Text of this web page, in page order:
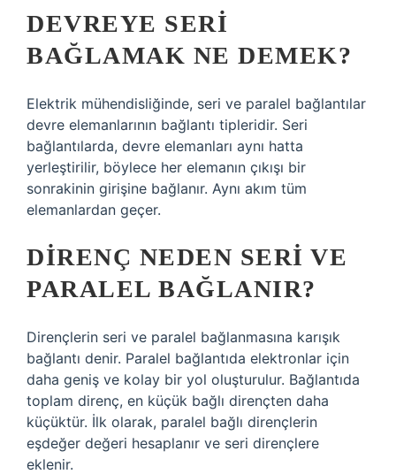
DEVREYE SERI
BAĞLAMAK NE DEMEK?
Elektrik mühendisliğinde, seri ve paralel bağlantılar
devre elemanlarının bağlantı tipleridir. Seri
bağlantılarda, devre elemanları aynı hatta
yerleştirilir, böylece her elemanın çıkışı bir
sonrakinin girişine bağlanır. Aynı akım tüm
elemanlardan geçer.
DIRENÇ NEDEN SERI VE
PARALEL BAĞLANIR?
Dirençlerin seri ve paralel bağlanmasına karışık
bağlantı denir. Paralel bağlantıda elektronlar için
daha geniş ve kolay bir yol oluşturulur. Bağlantıda
toplam direnç, en küçük bağlı dirençten daha
küçüktür. İlk olarak, paralel bağlı dirençlerin
eşdeğer değeri hesaplanır ve seri dirençlere
eklenir.